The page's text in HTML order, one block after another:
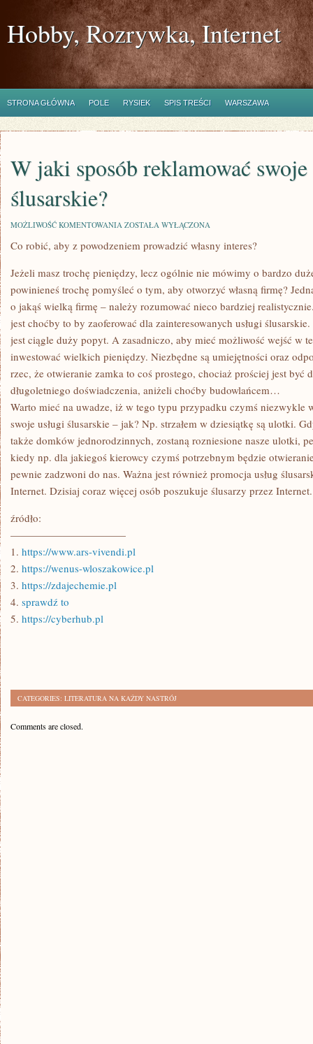
Hobby, Rozrywka, Internet
STRONA GŁÓWNA POLE RYSIEK SPIS TREŚCI WARSZAWA
W jaki sposób reklamować swoje
ślusarskie?
MOŻLIWOŚĆ KOMENTOWANIA W
SPOSÓB
USŁUGI
ŚLUSARSKIE?
ZOSTAŁA WYŁĄCZONA
Co robić, aby z powodzeniem prowadzić własny interes?
Jeżeli masz trochę pieniędzy, lecz ogólnie nie mówimy o bardzo
powinieneś trochę pomyśleć o tym, aby otworzyć własną firmę?
o jakąś wielką firmę – należy rozumować nieco bardziej
jest choćby to by zaoferować dla zainteresowanych usługi
jest ciągle duży popyt. A zasadniczo, aby mieć możliwość wejść w
inwestować wielkich pieniędzy. Niezbędne są umiejętności oraz
rzec, że otwieranie zamka to coś prostego, chociaż prościej jest być
długoletniego doświadczenia, aniżeli choćby budowlańcem…
Warto mieć na uwadze, iż w tego typu przypadku czymś niezwykle
swoje usługi ślusarskie – jak? Np. strzałem w dziesiątkę są ulotki.
także domków jednorodzinnych, zostaną rozniesione nasze ulotki,
kiedy np. dla jakiegoś kierowcy czymś potrzebnym będzie
pewnie zadzwoni do nas. Ważna jest również promocja usług
Internet. Dzisiaj coraz więcej osób poszukuje ślusarzy przez Internet.
źródło:
———————————
1. https://www.ars-vivendi.pl
2. https://wenus-wloszakowice.pl
3. https://zdajechemie.pl
4. sprawdź to
5. https://cyberhub.pl
CATEGORIES: LITERATURA NA KAŻDY NASTRÓJ
Comments are closed.